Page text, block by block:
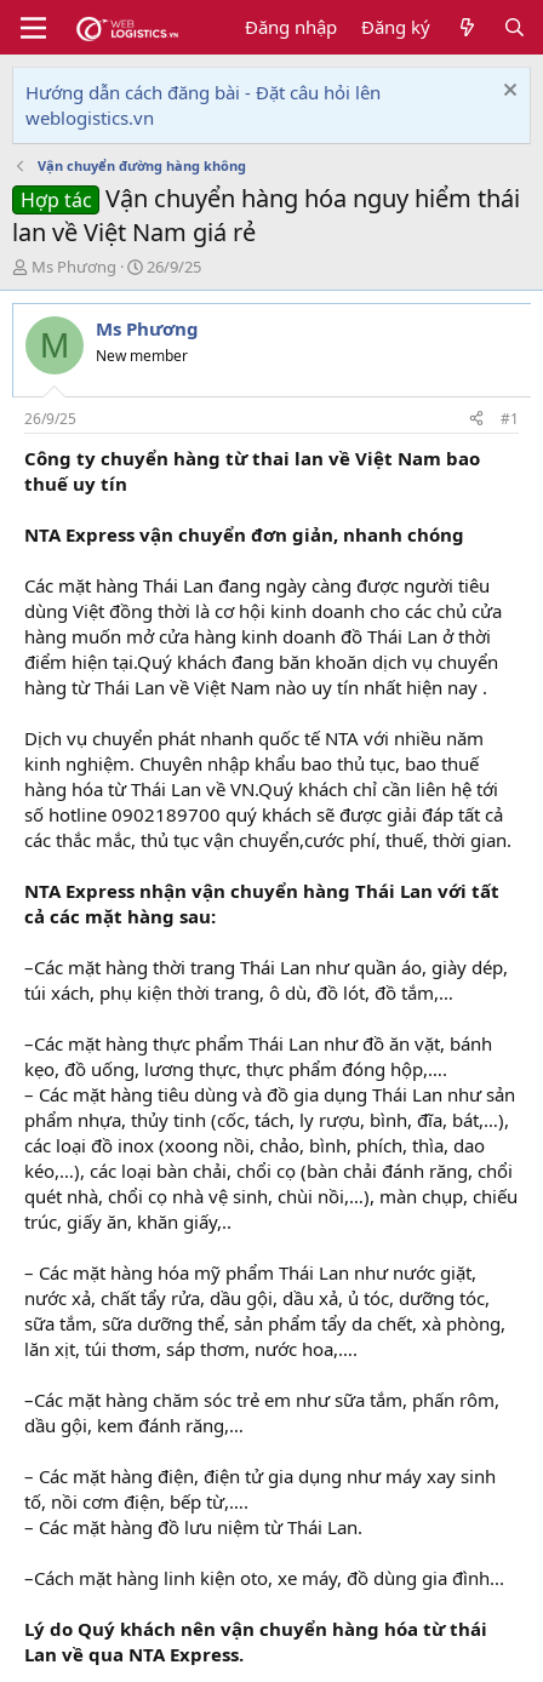
Đăng nhập Đăng ký
Hướng dẫn cách đăng bài - Đặt câu hỏi lên
weblogistics.vn
Vận chuyển đường hàng không
Hợp tác Vận chuyển hàng hóa nguy hiểm thái
lan về Việt Nam giá rẻ
T
h
r
e
d
s
t
a
r
t
r
Ms Phương
N
g
à
y
g
i
26/9/25
M Ms Phương
New member
26/9/25 #1
Công ty chuyển hàng từ thai lan về Việt Nam bao
thuế uy tín
NTA Express vận chuyển đơn giản, nhanh chóng
Các mặt hàng Thái Lan đang ngày càng được người tiêu
dùng Việt đồng thời là cơ hội kinh doanh cho các chủ cửa
hàng muốn mở cửa hàng kinh doanh đồ Thái Lan ở thời
điểm hiện tại.Quý khách đang băn khoăn dịch vụ chuyển
hàng từ Thái Lan về Việt Nam nào uy tín nhất hiện nay .
Dịch vụ chuyển phát nhanh quốc tế NTA với nhiều năm
kinh nghiệm. Chuyên nhập khẩu bao thủ tục, bao thuế
hàng hóa từ Thái Lan về VN.Quý khách chỉ cần liên hệ tới
số hotline 0902189700 quý khách sẽ được giải đáp tất cả
các thắc mắc, thủ tục vận chuyển,cước phí, thuế, thời gian.
NTA Express nhận vận chuyển hàng Thái Lan với tất
cả các mặt hàng sau:
–Các mặt hàng thời trang Thái Lan như quần áo, giày dép,
túi xách, phụ kiện thời trang, ô dù, đồ lót, đồ tắm,…
–Các mặt hàng thực phẩm Thái Lan như đồ ăn vặt, bánh
kẹo, đồ uống, lương thực, thực phẩm đóng hộp,….
– Các mặt hàng tiêu dùng và đồ gia dụng Thái Lan như sản
phẩm nhựa, thủy tinh (cốc, tách, ly rượu, bình, đĩa, bát,…),
các loại đồ inox (xoong nồi, chảo, bình, phích, thìa, dao
kéo,…), các loại bàn chải, chổi cọ (bàn chải đánh răng, chổi
quét nhà, chổi cọ nhà vệ sinh, chùi nồi,…), màn chụp, chiếu
trúc, giấy ăn, khăn giấy,..
– Các mặt hàng hóa mỹ phẩm Thái Lan như nước giặt,
nước xả, chất tẩy rửa, dầu gội, dầu xả, ủ tóc, dưỡng tóc,
sữa tắm, sữa dưỡng thể, sản phẩm tẩy da chết, xà phòng,
lăn xịt, túi thơm, sáp thơm, nước hoa,….
–Các mặt hàng chăm sóc trẻ em như sữa tắm, phấn rôm,
dầu gội, kem đánh răng,…
– Các mặt hàng điện, điện tử gia dụng như máy xay sinh
tố, nồi cơm điện, bếp từ,….
– Các mặt hàng đồ lưu niệm từ Thái Lan.
–Cách mặt hàng linh kiện oto, xe máy, đồ dùng gia đình...
Lý do Quý khách nên vận chuyển hàng hóa từ thái
Lan về qua NTA Express.